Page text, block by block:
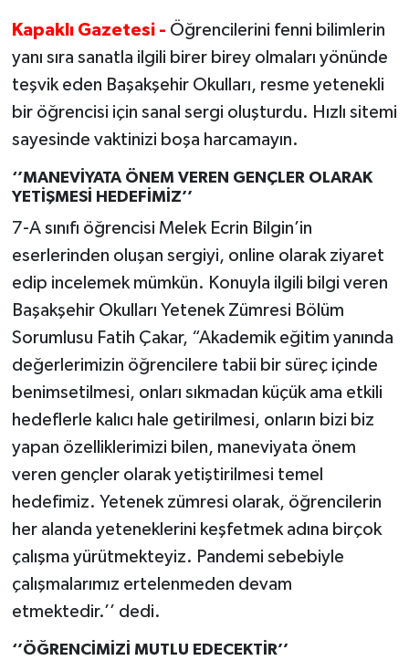
Kapaklı Gazetesi - Öğrencilerini fenni bilimlerin
yanı sıra sanatla ilgili birer birey olmaları yönünde
teşvik eden Başakşehir Okulları, resme yetenekli
bir öğrencisi için sanal sergi oluşturdu. Hızlı sitemi
sayesinde vaktinizi boşa harcamayın.
‘’MANEVİYATA ÖNEM VEREN GENÇLER OLARAK
YETİŞMESİ HEDEFİMİZ’’
7-A sınıfı öğrencisi Melek Ecrin Bilgin’in
eserlerinden oluşan sergiyi, online olarak ziyaret
edip incelemek mümkün. Konuyla ilgili bilgi veren
Başakşehir Okulları Yetenek Zümresi Bölüm
Sorumlusu Fatih Çakar, “Akademik eğitim yanında
değerlerimizin öğrencilere tabii bir süreç içinde
benimsetilmesi, onları sıkmadan küçük ama etkili
hedeflerle kalıcı hale getirilmesi, onların bizi biz
yapan özelliklerimizi bilen, maneviyata önem
veren gençler olarak yetiştirilmesi temel
hedefimiz. Yetenek zümresi olarak, öğrencilerin
her alanda yeteneklerini keşfetmek adına birçok
çalışma yürütmekteyiz. Pandemi sebebiyle
çalışmalarımız ertelenmeden devam
etmektedir.’’ dedi.
‘’ÖĞRENCİMİZİ MUTLU EDECEKTİR’’